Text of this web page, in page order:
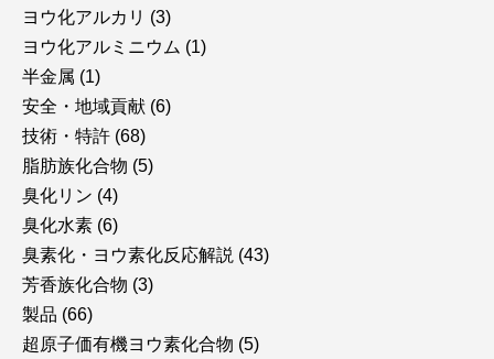
ヨウ化アルカリ (3)
ヨウ化アルミニウム (1)
半金属 (1)
安全・地域貢献 (6)
技術・特許 (68)
脂肪族化合物 (5)
臭化リン (4)
臭化水素 (6)
臭素化・ヨウ素化反応解説 (43)
芳香族化合物 (3)
製品 (66)
超原子価有機ヨウ素化合物 (5)